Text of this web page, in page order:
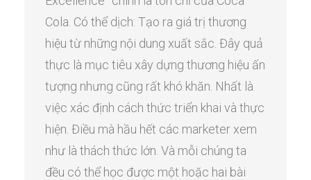
Cola. Có thể dịch: Tạo ra giá trị thương
hiệu từ những nội dung xuất sắc. Đây quả
thực là mục tiêu xây dựng thương hiệu ấn
tượng nhưng cũng rất khó khăn. Nhất là
việc xác định cách thức triển khai và thực
hiện. Điều mà hầu hết các marketer xem
như là thách thức lớn. Và mỗi chúng ta
đều có thể học được một hoặc hai bài